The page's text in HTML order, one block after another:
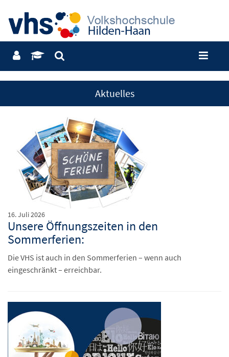
Aktuelles
16. Juli 2026
Unsere Öffnungszeiten in den
Sommerferien:
Die VHS ist auch in den Sommerferien – wenn auch
eingeschränkt – erreichbar.